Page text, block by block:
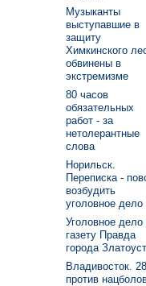
Музыканты
выступавшие в
защиту
Химкинского
обвинены в
экстремизме
80 часов
обязательных
работ - за
нетолерантные
слова
Норильск.
Переписка -
возбудить
уголовное дело
Уголовное дело
газету Правда
города
Владивосток.
против